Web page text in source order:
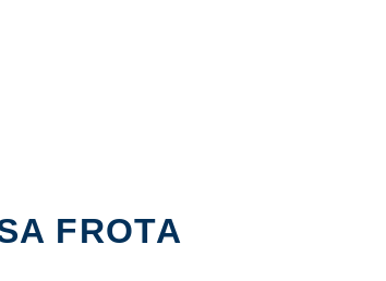
FROTA